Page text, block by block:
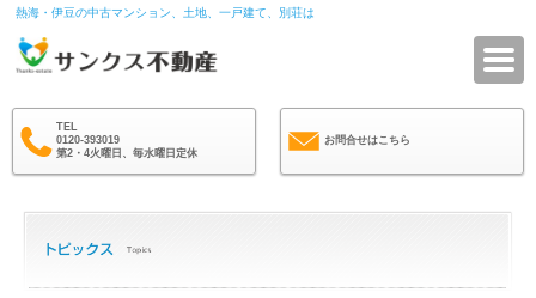
熱海・伊豆の中古マンション、土地、一戸建て、別荘は
TEL
0120-393019
第2・4火曜日、毎水曜日定休
お問合せはこちら